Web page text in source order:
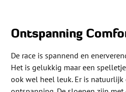
Ontspanning
De race is spannend en
Het is gelukkig maar een
ook wel heel leuk. Er is